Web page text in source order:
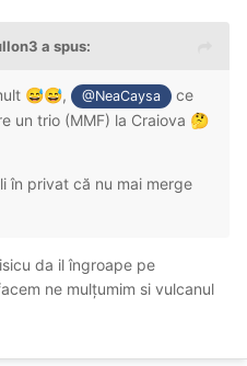
a spus:
😅😅, @NeaCaysa
ce
un trio (MMF) la Craiova 🤔
în privat că nu mai merge
da il îngroape pe
ne mulțumim si vulcanul